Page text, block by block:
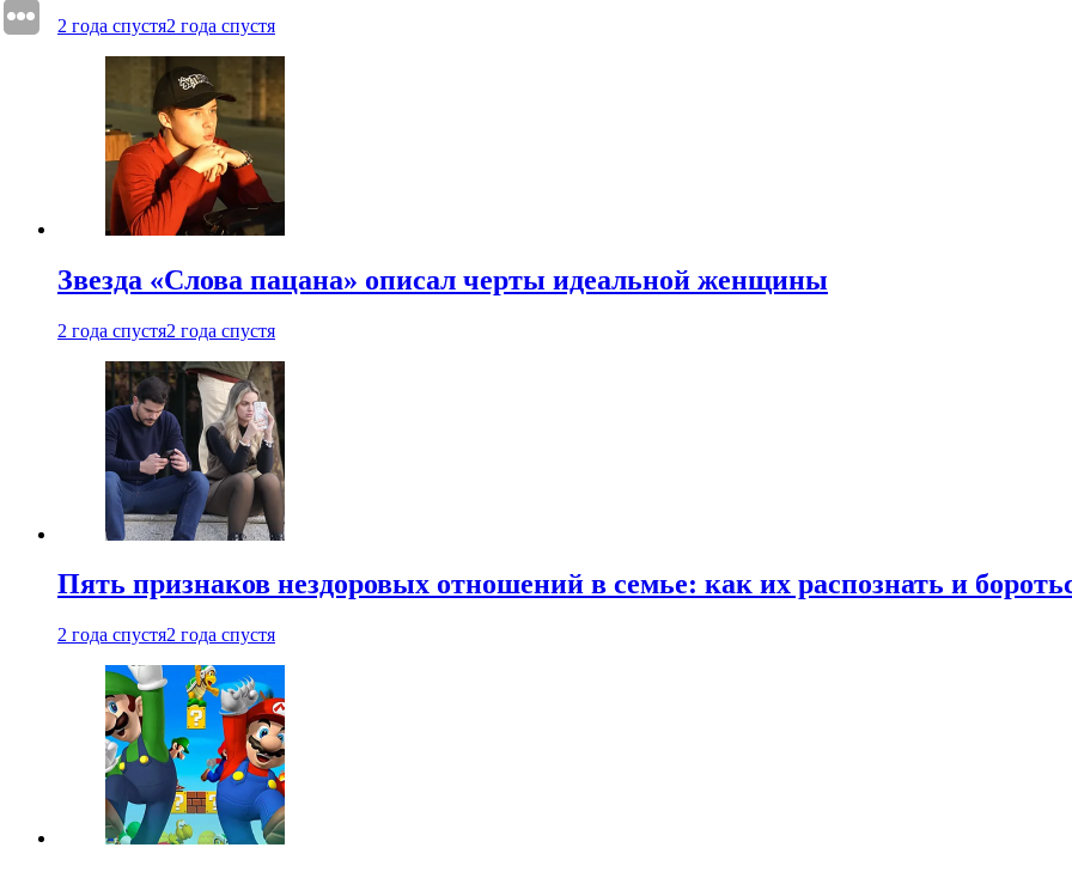
2 года спустя2 года спустя
Звезда «Слова пацана» описал черты идеальной женщины
2 года спустя2 года спустя
Пять признаков нездоровых отношений в семье: как их распознать и
2 года спустя2 года спустя